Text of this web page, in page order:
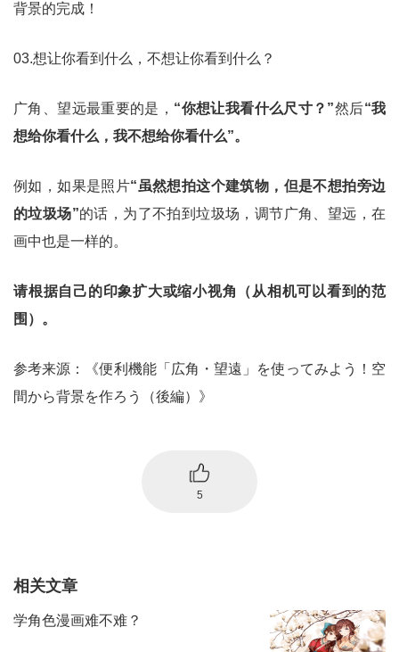
背景的完成！
03.想让你看到什么，不想让你看到什么？
广角、望远最重要的是， “你想让我看什么尺寸？”然后“我
想给你看什么，我不想给你看什么”。
例如，如果是照片“虽然想拍这个建筑物，但是不想拍旁边
的垃圾场”的话，为了不拍到垃圾场，调节广角、望远，在
画中也是一样的。
请根据自己的印象扩大或缩小视角（从相机可以看到的范
围）。
参考来源：《便利機能「広角・望遠」を使ってみよう！空
間から背景を作ろう（後編）》
5
相关文章
学角色漫画难不难？